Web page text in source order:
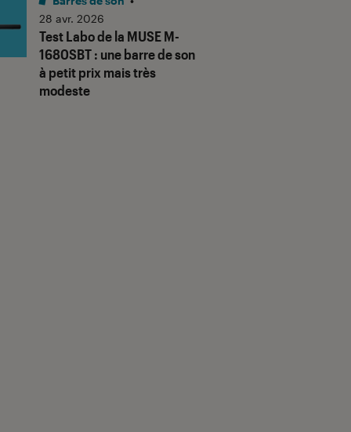
Test Labo de la MUSE M-
1680SBT : une barre de son
à petit prix mais très
modeste
28 avr. 2026